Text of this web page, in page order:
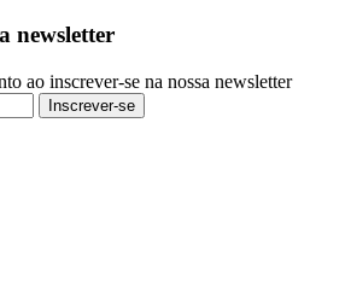
newsletter
ao inscrever-se na nossa newsletter
Inscrever-se